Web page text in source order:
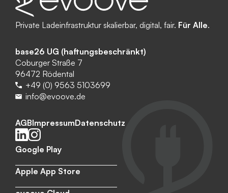
Private Ladeinfrastruktur skalierbar, digital, fair. Für Alle.
base26 UG (haftungsbeschränkt)
Coburger Straße 7
96472 Rödental
+49 (0) 9563 5103699
info@evoove.de
AGBImpressumDatenschutz
Google Play
Apple App Store